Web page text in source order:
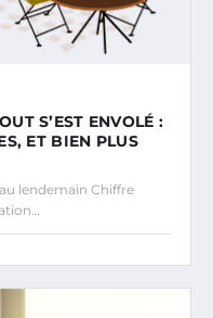
S’EST ENVOLÉ :
ET BIEN PLUS
lendemain Chiffre